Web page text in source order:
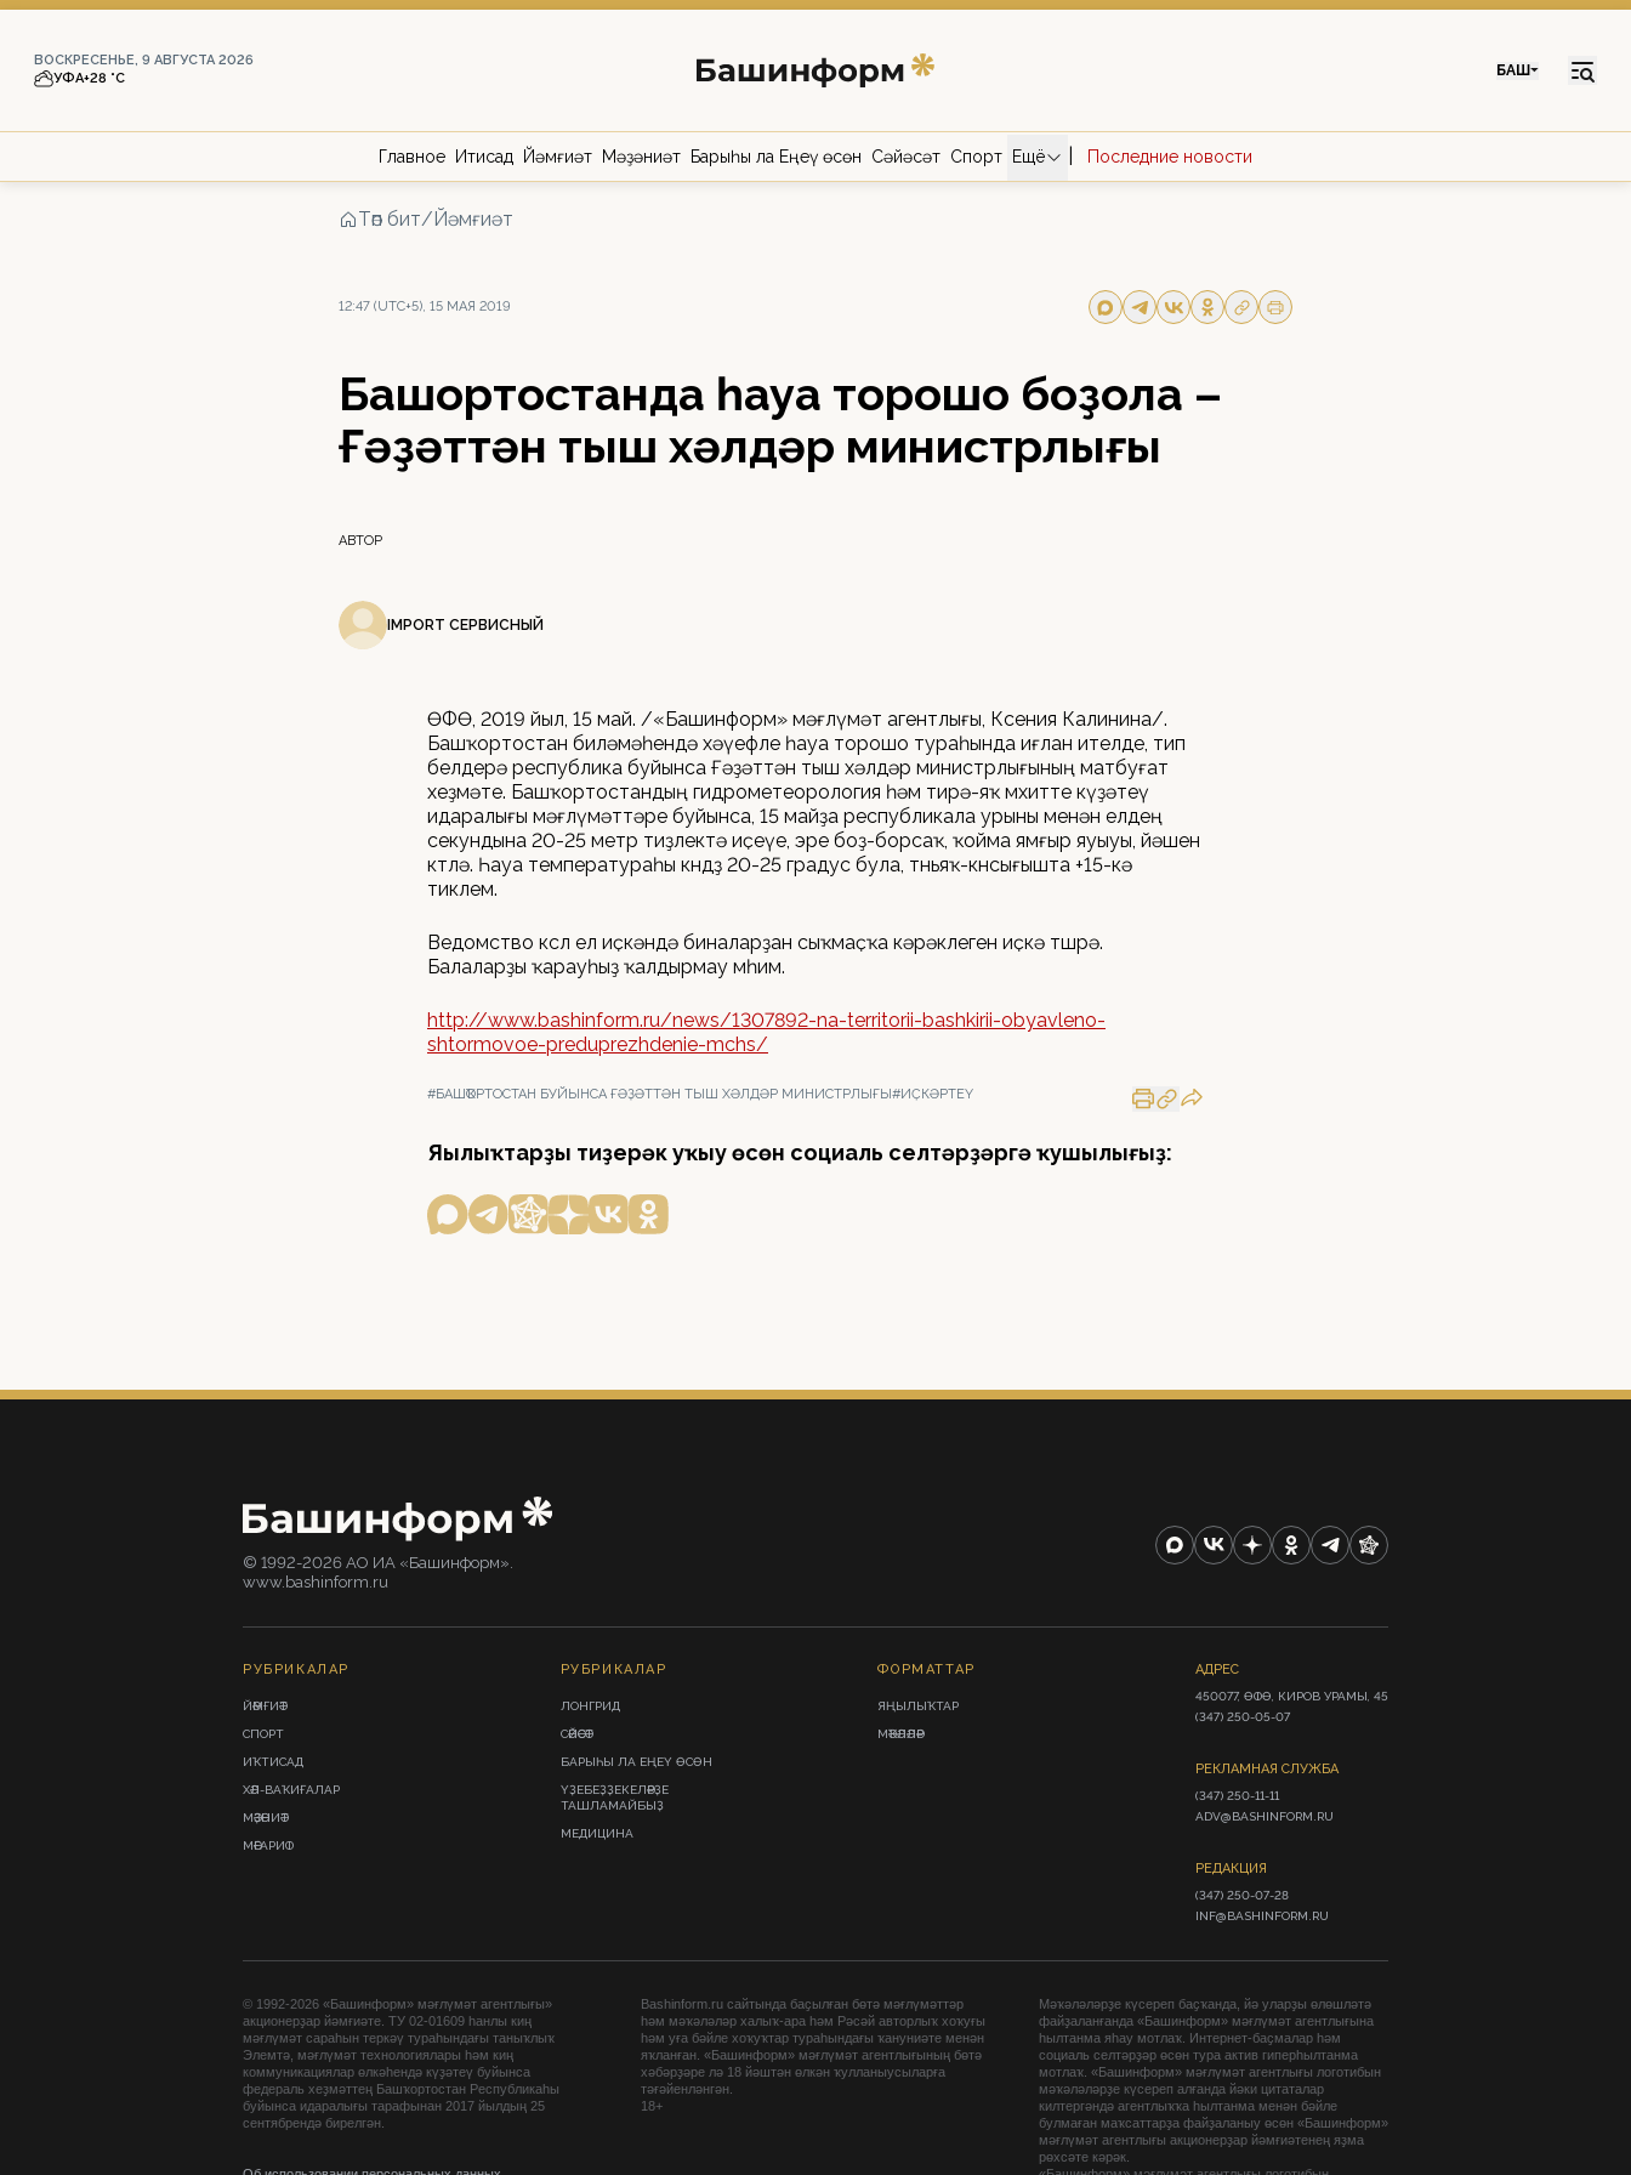
ВОСКРЕСЕНЬЕ, 9 АВГУСТА 2026
УФА+28 °С БАШ
Главное Иҡтисад Йәмғиәт Мәҙәниәт Барыһы ла Еңеү өсөн Сәйәсәт Спорт Ещё Последние новости
Төп бит/Йәмғиәт
12:47 (UTC+5), 15 МАЯ 2019
Башҡортостанда һауа торошо боҙола –
Ғәҙәттән тыш хәлдәр министрлығы
АВТОР
IMPORT СЕРВИСНЫЙ
ӨФӨ, 2019 йыл, 15 май. /«Башинформ» мәғлүмәт агентлығы, Ксения Калинина/.
Башҡортостан биләмәһендә хәүефле һауа торошо тураһында иғлан ителде, тип
белдерә республика буйынса Ғәҙәттән тыш хәлдәр министрлығының матбуғат
хеҙмәте. Башҡортостандың гидрометеорология һәм тирә-яҡ мөхитте күҙәтеү
идаралығы мәғлүмәттәре буйынса, 15 майҙа республикала урыны менән елдең
секундына 20-25 метр тиҙлектә иҫеүе, эре боҙ-борсаҡ, ҡойма ямғыр яуыуы, йәшен
көтөлә. Һауа температураһы көндөҙ 20-25 градус була, төньяҡ-көнсығышта +15-кә
тиклем.
Ведомство көслө ел иҫкәндә биналарҙан сыҡмаҫҡа кәрәклеген иҫкә төшөрә.
Балаларҙы ҡарауһыҙ ҡалдырмау мөһим.
http://www.bashinform.ru/news/1307892-na-territorii-bashkirii-obyavleno-
shtormovoe-preduprezhdenie-mchs/
#БАШҠОРТОСТАН БУЙЫНСА ҒӘҘӘТТӘН ТЫШ ХӘЛДӘР МИНИСТРЛЫҒЫ#ИҪКӘРТЕҮ
Яңылыҡтарҙы тиҙерәк уҡыу өсөн социаль селтәрҙәргә ҡушылығыҙ:
© 1992-2026 АО ИА «Башинформ».
www.bashinform.ru
РУБРИКАЛАР
ЙӘМҒИӘТ
СПОРТ
ИҠТИСАД
ХӘЛ-ВАҠИҒАЛАР
МӘҘӘНИӘТ
МӘҒАРИФ
РУБРИКАЛАР
ЛОНГРИД
СӘЙӘСӘТ
БАРЫҺЫ ЛА ЕҢЕҮ ӨСӨН
ҮҘЕБЕҘҘЕКЕЛӘРҘЕ
ТАШЛАМАЙБЫҘ
МЕДИЦИНА
ФОРМАТТАР
ЯҢЫЛЫҠТАР
МӘҠӘЛӘЛӘР
АДРЕС
450077, ӨФӨ, КИРОВ УРАМЫ, 45
(347) 250-05-07
РЕКЛАМНАЯ СЛУЖБА
(347) 250-11-11
ADV@BASHINFORM.RU
РЕДАКЦИЯ
(347) 250-07-28
INF@BASHINFORM.RU
© 1992-2026 «Башинформ» мәғлүмәт агентлығы»
акционерҙар йәмғиәте. ТУ 02-01609 һанлы киң
мәғлүмәт сараһын теркәү тураһындағы таныҡлыҡ
Элемтә, мәғлүмәт технологиялары һәм киң
коммуникациялар өлкәһендә күҙәтеү буйынса
федераль хеҙмәттең Башҡортостан Республикаһы
буйынса идаралығы тарафынан 2017 йылдың 25
сентябрендә бирелгән.
Bashinform.ru сайтында баҫылған бөтә мәғлүмәттәр
һәм мәҡәләләр халыҡ-ара һәм Рәсәй авторлыҡ хоҡуғы
һәм уға бәйле хоҡуҡтар тураһындағы ҡануниәте менән
яҡланған. «Башинформ» мәғлүмәт агентлығының бөтә
хәбәрҙәре лә 18 йәштән өлкән ҡулланыусыларға
тәғәйенләнгән.
18+
Мәҡәләләрҙе күсереп баҫҡанда, йә уларҙы өлөшләтә
файҙаланғанда «Башинформ» мәғлүмәт агентлығына
һылтанма яһау мотлаҡ. Интернет-баҫмалар һәм
социаль селтәрҙәр өсөн тура актив гиперһылтанма
мотлаҡ. «Башинформ» мәғлүмәт агентлығы логотибын
мәҡәләләрҙе күсереп алғанда йәки цитаталар
килтергәндә агентлыҡҡа һылтанма менән бәйле
булмаған маҡсаттарҙа файҙаланыу өсөн «Башинформ»
мәғлүмәт агентлығы акционерҙар йәмғиәтенең яҙма
рөхсәте кәрәк.